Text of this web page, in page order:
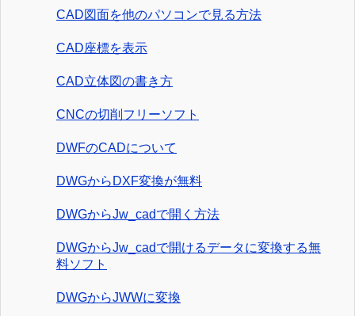
CAD図面を他のパソコンで見る方法
CAD座標を表示
CAD立体図の書き方
CNCの切削フリーソフト
DWFのCADについて
DWGからDXF変換が無料
DWGからJw_cadで開く方法
DWGからJw_cadで開けるデータに変換する無
料ソフト
DWGからJWWに変換